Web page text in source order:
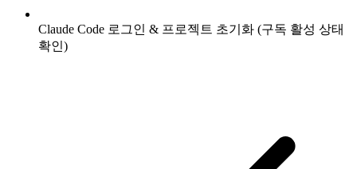
Claude Code 로그인 & 프로젝트 초기화 (구독 활성 상태
확인)